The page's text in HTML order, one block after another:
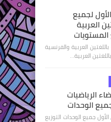
لجميع
العربية
العربية والفرنسية
العربية…
الرياضيات
الوحدات
جميع الوحدات التوزيع